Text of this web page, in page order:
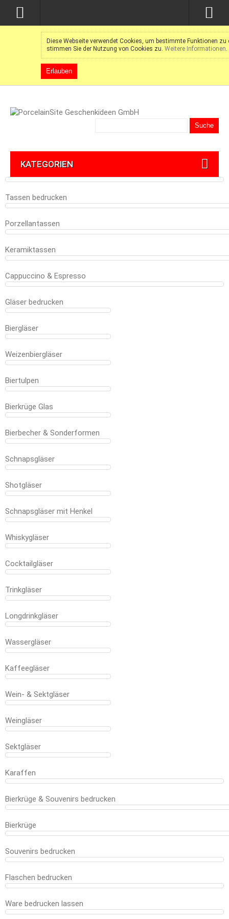
Diese Webseite verwendet Cookies, um bestimmte Funktionen
stimmen Sie der Nutzung von Cookies zu. Weitere Informationen.
Erlauben
Suche
KATEGORIEN
Tassen bedrucken
Porzellantassen
Keramiktassen
Cappuccino & Espresso
Gläser bedrucken
Biergläser
Weizenbiergläser
Biertulpen
Bierkrüge Glas
Bierbecher & Sonderformen
Schnapsgläser
Shotgläser
Schnapsgläser mit Henkel
Whiskygläser
Cocktailgläser
Trinkgläser
Longdrinkgläser
Wassergläser
Kaffeegläser
Wein- & Sektgläser
Weingläser
Sektgläser
Karaffen
Bierkrüge & Souvenirs bedrucken
Bierkrüge
Souvenirs bedrucken
Flaschen bedrucken
Ware bedrucken lassen